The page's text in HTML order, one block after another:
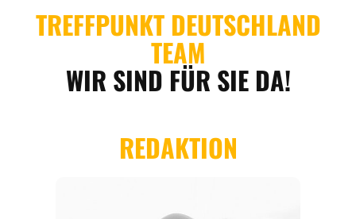
REGIONEN